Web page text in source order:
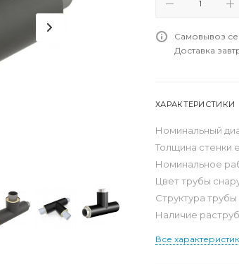
Самовывоз
Доставка
ХАРАКТЕРИСТИКИ
Номинальный
Толщина стенки
Номинальное
Цвет трубы
Структура трубы
Наличие
Все